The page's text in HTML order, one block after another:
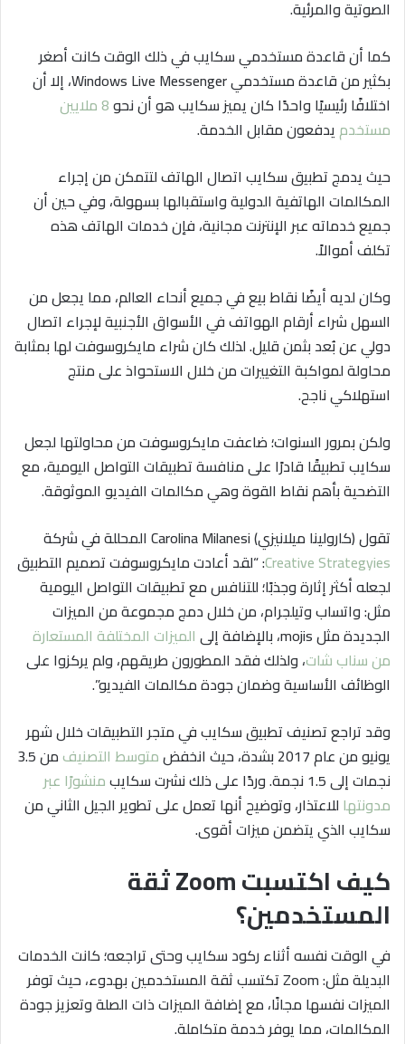
الصوتية والمرئية.
كما أن قاعدة مستخدمي سكايب في ذلك الوقت كانت أصغر
بكثير من قاعدة مستخدمي Windows Live Messenger، إلا أن
اختلافًا رئيسيًا واحدًا كان يميز سكايب هو أن نحو 8 ملايين
مستخدم يدفعون مقابل الخدمة.
حيث يدمج تطبيق سكايب اتصال الهاتف لتتمكن من إجراء
المكالمات الهاتفية الدولية واستقبالها بسهولة، وفي حين أن
جميع خدماته عبر الإنترنت مجانية، فإن خدمات الهاتف هذه
تكلف أموالاً.
وكان لديه أيضًا نقاط بيع في جميع أنحاء العالم، مما يجعل من
السهل شراء أرقام الهواتف في الأسواق الأجنبية لإجراء اتصال
دولي عن بُعد بثمن قليل. لذلك كان شراء مايكروسوفت لها بمثابة
محاولة لمواكبة التغييرات من خلال الاستحواذ على منتج
استهلاكي ناجح.
ولكن بمرور السنوات؛ ضاعفت مايكروسوفت من محاولتها لجعل
سكايب تطبيقًا قادرًا على منافسة تطبيقات التواصل اليومية، مع
التضحية بأهم نقاط القوة وهي مكالمات الفيديو الموثوقة.
تقول (كارولينا ميلانيزي) Carolina Milanesi المحللة في شركة
Creative Strategyies: “لقد أعادت مايكروسوفت تصميم التطبيق
لجعله أكثر إثارة وجذبًا؛ للتنافس مع تطبيقات التواصل اليومية
مثل: واتساب وتيلجرام، من خلال دمج مجموعة من الميزات
الجديدة مثل mojis، بالإضافة إلى
الميزات المختلفة المستعارة
من سناب شات، ولذلك فقد المطورون طريقهم، ولم يركزوا على
الوظائف الأساسية وضمان جودة مكالمات الفيديو”.
وقد تراجع تصنيف تطبيق سكايب في متجر التطبيقات خلال شهر
يونيو من عام 2017 بشدة، حيث انخفض
متوسط التصنيف
من 3.5
نجمات إلى 1.5 نجمة. وردًا على ذلك نشرت سكايب
منشورًا عبر
مدونتها للاعتذار، وتوضيح أنها تعمل على تطوير الجيل الثاني من
سكايب الذي يتضمن ميزات أقوى.
كيف اكتسبت Zoom ثقة
المستخدمين؟
في الوقت نفسه أثناء ركود سكايب وحتى تراجعه؛ كانت الخدمات
البديلة مثل: Zoom تكتسب ثقة المستخدمين بهدوء، حيث توفر
الميزات نفسها مجانًا، مع إضافة الميزات ذات الصلة وتعزيز جودة
المكالمات، مما يوفر خدمة متكاملة.